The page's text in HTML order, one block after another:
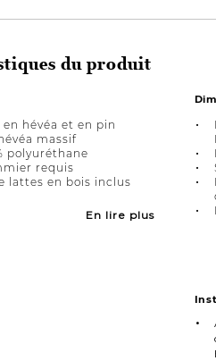
du produit
hévéa et en pin
massif
polyuréthane
requis
lattes en bois inclus
En lire plus